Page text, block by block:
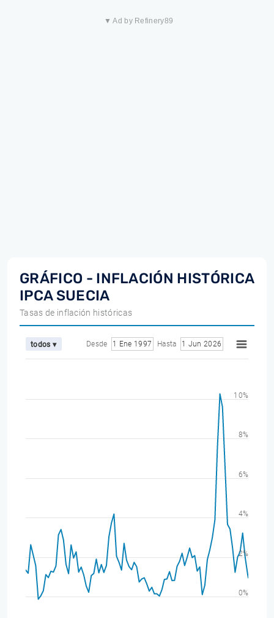
▼ Ad by Refinery89
GRÁFICO - INFLACIÓN HISTÓRICA
IPCA SUECIA
Tasas de inflación históricas
todos ▾ Desde 1 Ene 1997 Hasta 1 Jun 2026
0%
2%
4%
6%
8%
10%